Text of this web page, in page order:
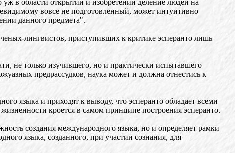
в области открытий и изобретений деление людей на
вовсе не подготовленный, может интуитивно
данного предмета".
лингвистов, приступивших к критике эсперанто лишь
не только изучившего, но и практически испытавшего
предрассудков, наука может и должна отнестись к
языка и приходят к выводу, что эсперанто обладает всеми
кроется в самом принципе построения эсперанто.
создания международного языка, но и определяет рамки
языка, созданного, при участии сознания, для